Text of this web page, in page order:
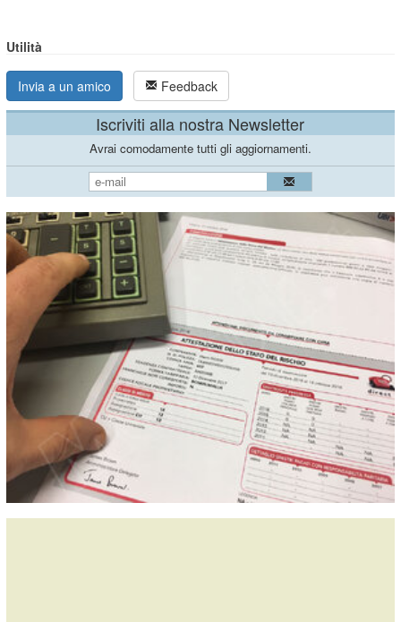
Utilità
Invia a un amico Feedback
Iscriviti alla nostra Newsletter
Avrai comodamente tutti gli aggiornamenti.